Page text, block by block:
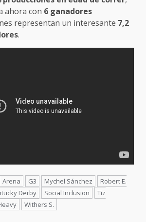
ahora con 6 ganadores
representan un interesante 7,2
.
Arena G3 Mychel Sánchez
Robert E.
Derby Social Inclusion
Tiz
Withers S.